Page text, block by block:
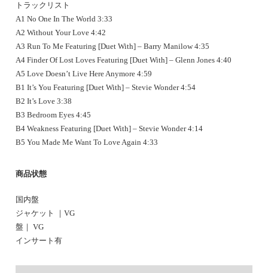
トラックリスト
A1 No One In The World 3:33
A2 Without Your Love 4:42
A3 Run To Me Featuring [Duet With] – Barry Manilow 4:35
A4 Finder Of Lost Loves Featuring [Duet With] – Glenn Jones 4:40
A5 Love Doesn’t Live Here Anymore 4:59
B1 It’s You Featuring [Duet With] – Stevie Wonder 4:54
B2 It’s Love 3:38
B3 Bedroom Eyes 4:45
B4 Weakness Featuring [Duet With] – Stevie Wonder 4:14
B5 You Made Me Want To Love Again 4:33
商品状態
国内盤
ジャケット ｜ VG
盤｜ VG
インサート有